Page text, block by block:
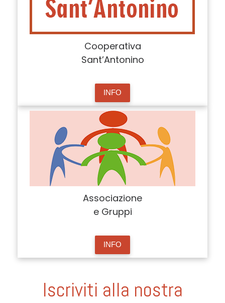
Cooperativa
Sant’Antonino
INFO
Associazione
e Gruppi
INFO
Iscriviti alla nostra